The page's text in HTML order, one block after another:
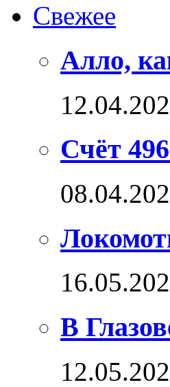
Свежее
Алло,
Счёт
В